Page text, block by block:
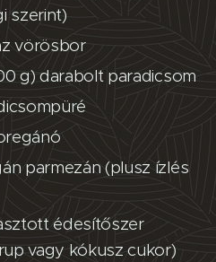
szerint)
vörösbor
g) darabolt paradicsom
parmezán (plusz ízlés
édesítőszer
vagy kókusz cukor)